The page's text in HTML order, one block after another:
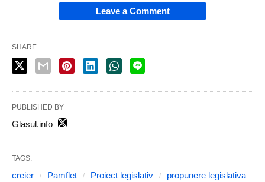
Leave a Comment
SHARE
PUBLISHED BY
Glasul.info
TAGS:
creier Pamflet Proiect legislativ
propunere legislativa